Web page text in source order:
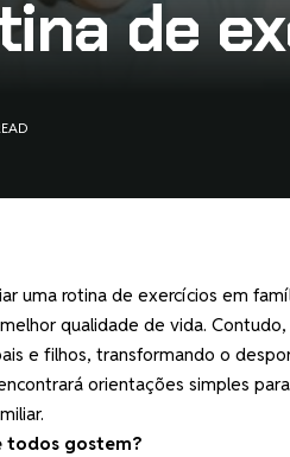
de
uma rotina de exercícios em
qualidade de vida.
e filhos, transformando o
orientações simples
todos gostem?